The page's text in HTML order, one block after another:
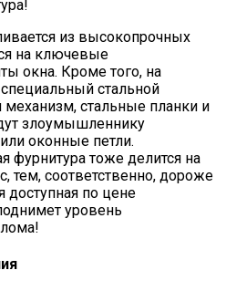
из высокопрочных
на ключевые
окна. Кроме того, на
стальной
стальные планки и
злоумышленнику
оконные петли.
фурнитура тоже делится на
тем, соответственно, дороже
доступная по цене
уровень